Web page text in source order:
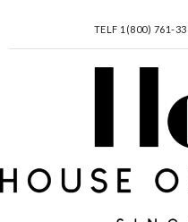
TELF 1(800) 761-